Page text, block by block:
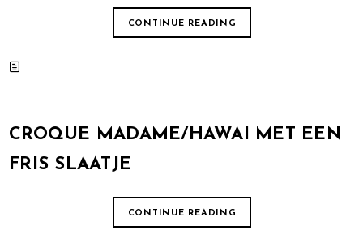
CONTINUE READING
CROQUE MADAME/HAWAI MET EEN
FRIS SLAATJE
CONTINUE READING